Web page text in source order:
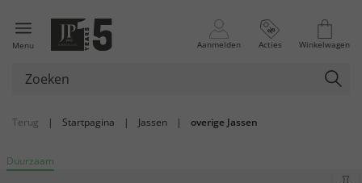
Menu Aanmelden Acties Winkelwagen
Terug | Startpagina | Jassen | overige Jassen
Duurzaam